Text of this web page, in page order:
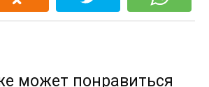
может понравиться